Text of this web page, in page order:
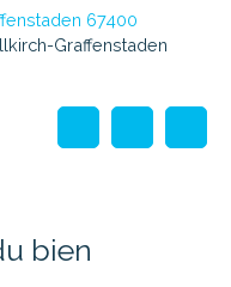
67400
Graffenstaden
bien